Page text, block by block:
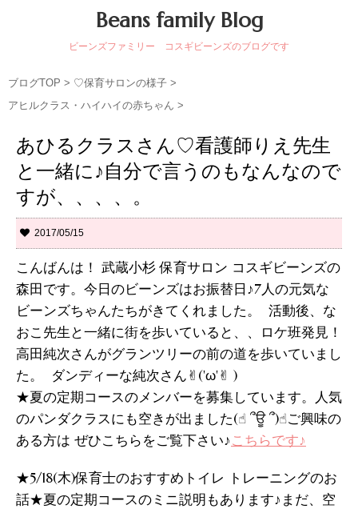
Beans family Blog
ビーンズファミリー コスギビーンズのブログです
ブログTOP > ♡保育サロンの様子 >
アヒルクラス・ハイハイの赤ちゃん >
あひるクラスさん♡看護師りえ先生
と一緒に♪自分で言うのもなんなので
すが、、、、。
2017/05/15
こんばんは！ 武蔵小杉 保育サロン コスギビーンズの
森田です。今日のビーンズはお振替日♪7人の元気な
ビーンズちゃんたちがきてくれました。 活動後、な
おこ先生と一緒に街を歩いていると、、ロケ班発見！
高田純次さんがグランツリーの前の道を歩いていまし
た。 ダンディーな純次さん✌︎('ω'✌︎ )
★夏の定期コースのメンバーを募集しています。人気
のパンダクラスにも空きが出ました(☝︎ ՞ਊ ՞)☝︎ご興味の
ある方は ぜひこちらをご覧下さい♪ こちらです♪
★5/18(木)保育士のおすすめトイレ トレーニングのお
話★夏の定期コースのミニ説明もあります♪まだ、空